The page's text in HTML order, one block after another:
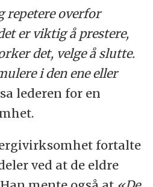
repetere overfor
er viktig å prestere,
det, velge å slutte.
i den ene eller
sa lederen for en
fortalte
ved at de eldre